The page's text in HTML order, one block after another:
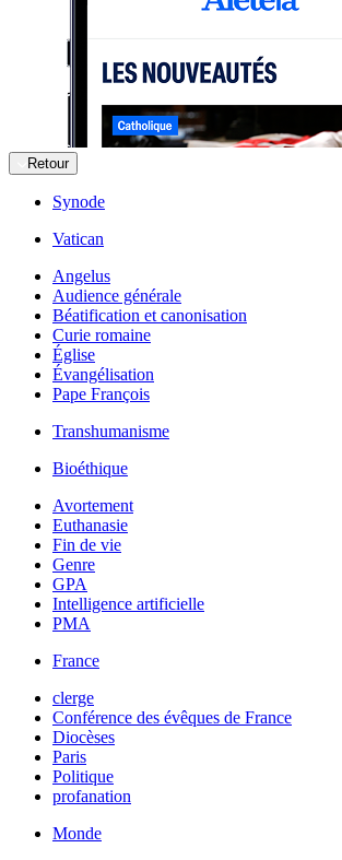
Retour
Synode
Vatican
Angelus
Audience générale
Béatification et canonisation
Curie romaine
Église
Évangélisation
Pape François
Transhumanisme
Bioéthique
Avortement
Euthanasie
Fin de vie
Genre
GPA
Intelligence artificielle
PMA
France
clerge
Conférence des évêques de France
Diocèses
Paris
Politique
profanation
Monde